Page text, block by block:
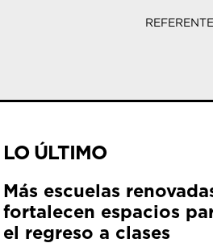
LO ÚLTIMO
Más escuelas
fortalecen espacios
el regreso a clases